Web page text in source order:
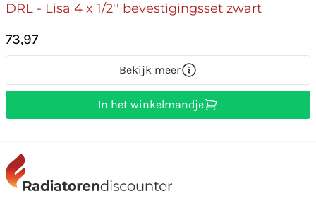
DRL - Lisa 4 x 1/2'' bevestigingsset zwart
73,97
Bekijk meer
In het winkelmandje